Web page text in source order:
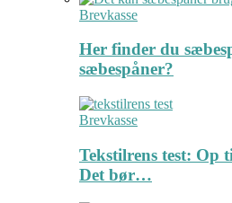
Brevkasse
Her finder du
sæbespåner?
Brevkasse
Tekstilrens test: Op
Det bør…